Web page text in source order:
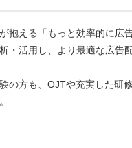
抱える「もっと効率的に広
・活用し、より最適な広告
の方も、OJTや充実した研